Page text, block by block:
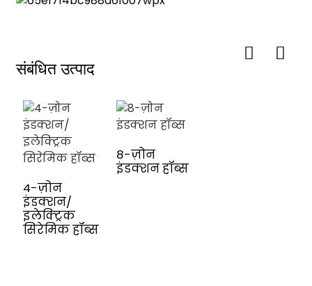
संबंधित उत्पाद
4-ज़ोन
इंडक्शन/
इलेक्ट्रिक
सिरेमिक हॉब्स
8-ज़ोन
इंडक्शन हॉब्स